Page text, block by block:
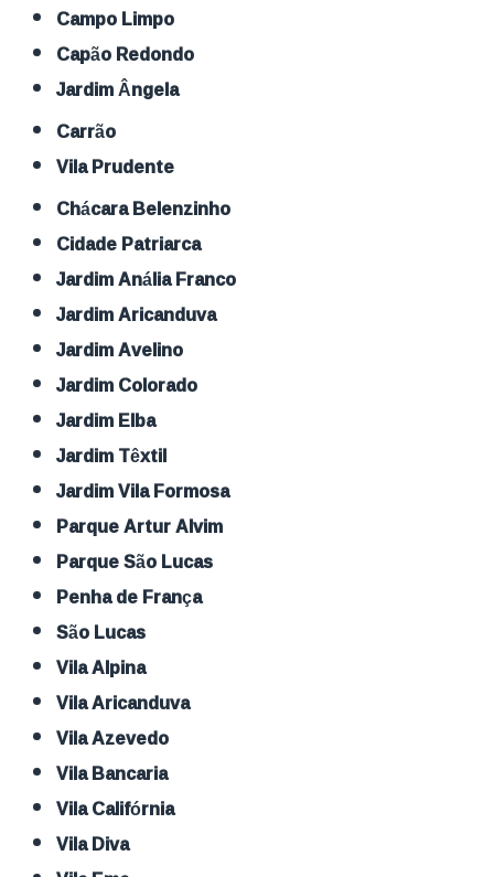
Campo Limpo
Capão Redondo
Jardim Ângela
Carrão
Vila Prudente
Chácara Belenzinho
Cidade Patriarca
Jardim Anália Franco
Jardim Aricanduva
Jardim Avelino
Jardim Colorado
Jardim Elba
Jardim Têxtil
Jardim Vila Formosa
Parque Artur Alvim
Parque São Lucas
Penha de França
São Lucas
Vila Alpina
Vila Aricanduva
Vila Azevedo
Vila Bancaria
Vila Califórnia
Vila Diva